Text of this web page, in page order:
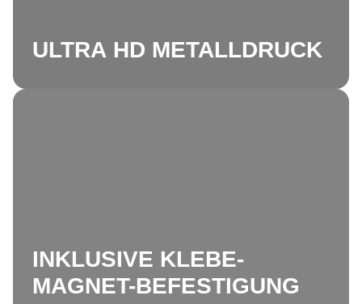
ULTRA HD METALLDRUCK
INKLUSIVE KLEBE-
MAGNET-BEFESTIGUNG